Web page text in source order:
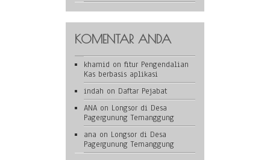
KOMENTAR ANDA
khamid on fitur Pengendalian
Kas berbasis aplikasi
indah on Daftar Pejabat
ANA on Longsor di Desa
Pagergunung Temanggung
ana on Longsor di Desa
Pagergunung Temanggung